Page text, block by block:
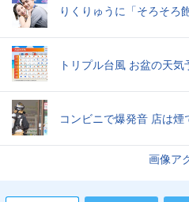
りくりゅうに「そろそろ
トリプル台風 お盆の天気
コンビニで爆発音 店は煙
画像ア